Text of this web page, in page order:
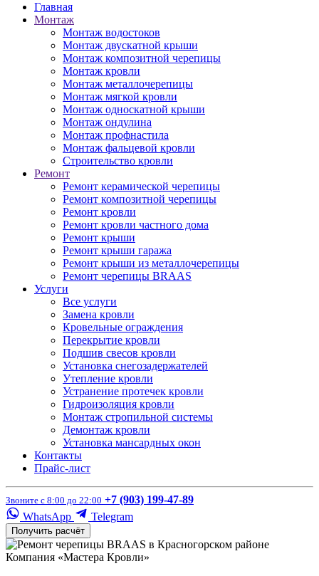
Главная
Монтаж
Монтаж водостоков
Монтаж двускатной крыши
Монтаж композитной черепицы
Монтаж кровли
Монтаж металлочерепицы
Монтаж мягкой кровли
Монтаж односкатной крыши
Монтаж ондулина
Монтаж профнастила
Монтаж фальцевой кровли
Строительство кровли
Ремонт
Ремонт керамической черепицы
Ремонт композитной черепицы
Ремонт кровли
Ремонт кровли частного дома
Ремонт крыши
Ремонт крыши гаража
Ремонт крыши из металлочерепицы
Ремонт черепицы BRAAS
Услуги
Все услуги
Замена кровли
Кровельные ограждения
Перекрытие кровли
Подшив свесов кровли
Установка снегозадержателей
Утепление кровли
Устранение протечек кровли
Гидроизоляция кровли
Монтаж стропильной системы
Демонтаж кровли
Установка мансардных окон
Контакты
Прайс-лист
Звоните с 8:00 до 22:00 +7 (903) 199-47-89
WhatsApp
Telegram
Получить расчёт
Компания «Мастера Кровли»